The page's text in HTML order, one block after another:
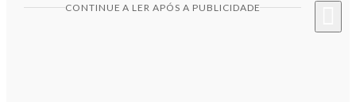
CONTINUE A LER APÓS A PUBLICIDADE